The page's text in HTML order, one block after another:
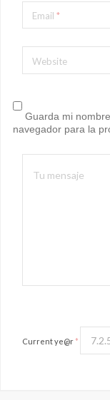
Email *
Website
Guarda mi
navegador para la
Current ye@r *